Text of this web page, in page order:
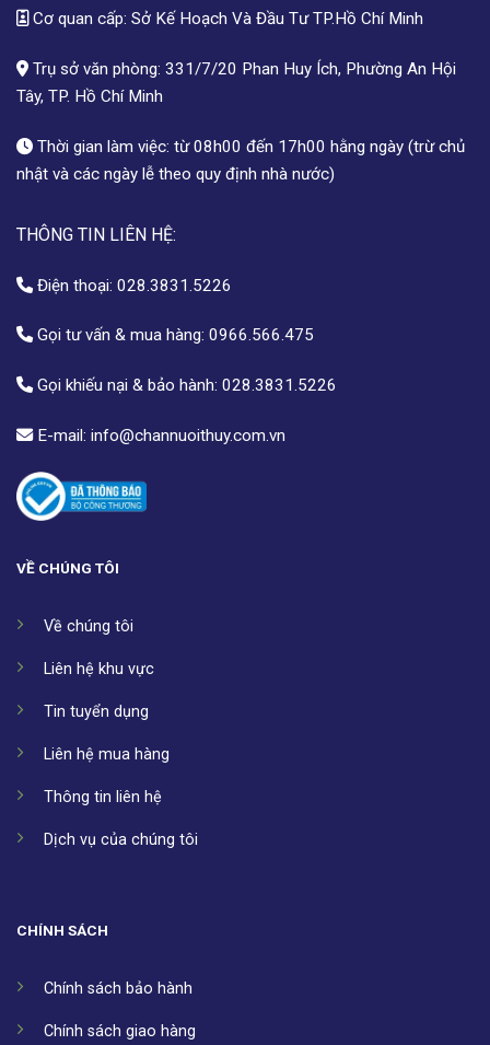
Cơ quan cấp: Sở Kế Hoạch Và Đầu Tư TP.Hồ Chí Minh
Trụ sở văn phòng: 331/7/20 Phan Huy Ích, Phường An Hội
Tây, TP. Hồ Chí Minh
Thời gian làm việc: từ 08h00 đến 17h00 hằng ngày (trừ chủ
nhật và các ngày lễ theo quy định nhà nước)
THÔNG TIN LIÊN HỆ:
Điện thoại: 028.3831.5226
Gọi tư vấn & mua hàng: 0966.566.475
Gọi khiếu nại & bảo hành: 028.3831.5226
E-mail: info@channuoithuy.com.vn
VỀ CHÚNG TÔI
Về chúng tôi
Liên hệ khu vực
Tin tuyển dụng
Liên hệ mua hàng
Thông tin liên hệ
Dịch vụ của chúng tôi
CHÍNH SÁCH
Chính sách bảo hành
Chính sách giao hàng